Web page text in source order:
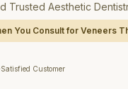
Trusted Aesthetic
You Consult for Veneers
Satisfied Customer